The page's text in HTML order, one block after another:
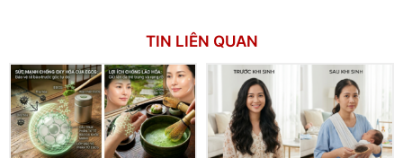
TIN LIÊN QUAN